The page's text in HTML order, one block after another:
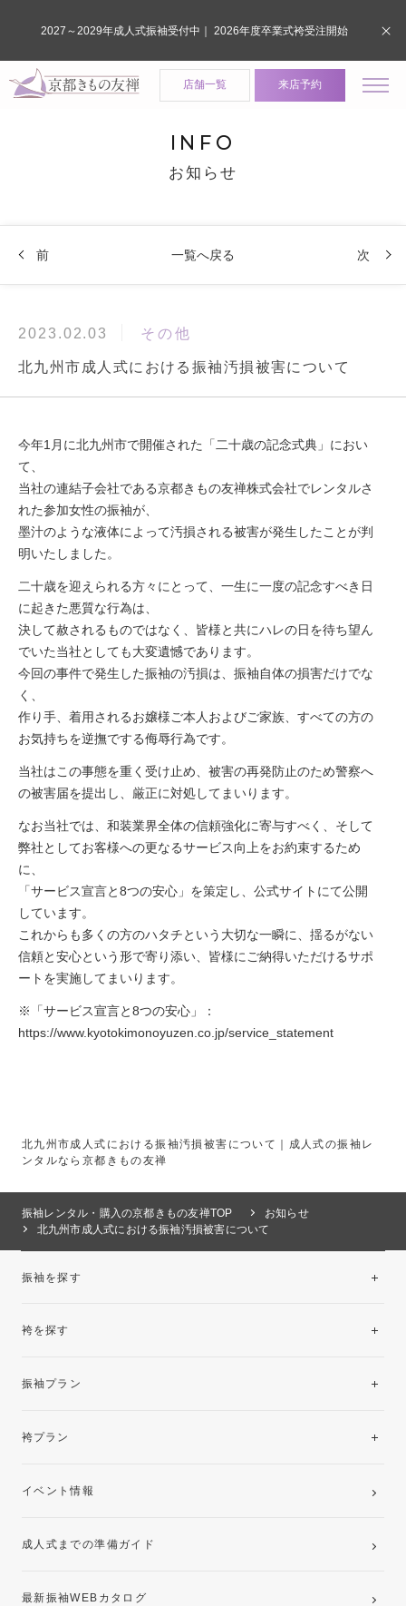
店舗一覧 来店予約
INFO
お知らせ
前 一覧へ戻る 次
2023.02.03 その他
北九州市成人式における振袖汚損被害について
今年1月に北九州市で開催された「二十歳の記念式典」におい
て、
当社の連結子会社である京都きもの友禅株式会社でレンタルさ
れた参加女性の振袖が、
墨汁のような液体によって汚損される被害が発生したことが判
明いたしました。
二十歳を迎えられる方々にとって、一生に一度の記念すべき日
に起きた悪質な行為は、
決して赦されるものではなく、皆様と共にハレの日を待ち望ん
でいた当社としても大変遺憾であります。
今回の事件で発生した振袖の汚損は、振袖自体の損害だけでな
く、
作り手、着用されるお嬢様ご本人およびご家族、すべての方の
お気持ちを逆撫でする侮辱行為です。
当社はこの事態を重く受け止め、被害の再発防止のため警察へ
の被害届を提出し、厳正に対処してまいります。
なお当社では、和装業界全体の信頼強化に寄与すべく、そして
弊社としてお客様への更なるサービス向上をお約束するため
に、
「サービス宣言と8つの安心」を策定し、公式サイトにて公開
しています。
これからも多くの方のハタチという大切な一瞬に、揺るがない
信頼と安心という形で寄り添い、皆様にご納得いただけるサポ
ートを実施してまいります。
※「サービス宣言と8つの安心」：
https://www.kyotokimonoyuzen.co.jp/service_statement
北九州市成人式における振袖汚損被害について｜成人式の振袖レ
ンタルなら京都きもの友禅
振袖レンタル・購入の京都きもの友禅TOP
お知らせ
北九州市成人式における振袖汚損被害について
振袖を探す
袴を探す
振袖プラン
レンタルプラン
袴プラン
卒業袴レンタルプラン
イベント情報
成人式までの準備ガイド
最新振袖WEBカタログ
2027～2029年成人式振袖受付中｜ 2026年度卒業式袴受注開始